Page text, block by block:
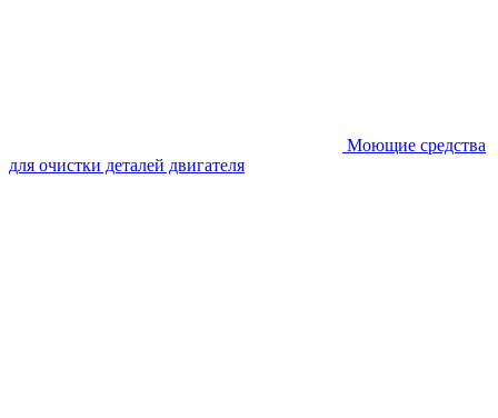
Моющие средства
для очистки деталей двигателя